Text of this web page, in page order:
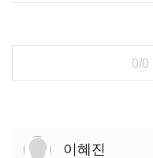
0/0
이혜진